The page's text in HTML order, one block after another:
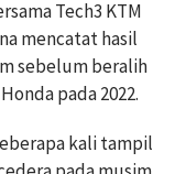
Tech3 KTM
mencatat hasil
sebelum beralih
pada 2022.
kali tampil